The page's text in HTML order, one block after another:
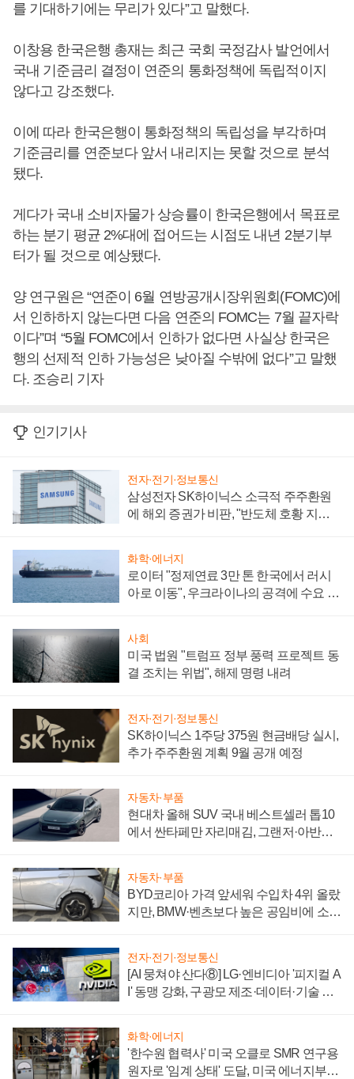
를 기대하기에는 무리가 있다”고 말했다.
이창용 한국은행 총재는 최근 국회 국정감사 발언에서
국내 기준금리 결정이 연준의 통화정책에 독립적이지
않다고 강조했다.
이에 따라 한국은행이 통화정책의 독립성을 부각하며
기준금리를 연준보다 앞서 내리지는 못할 것으로 분석
됐다.
게다가 국내 소비자물가 상승률이 한국은행에서 목표로
하는 분기 평균 2%대에 접어드는 시점도 내년 2분기부
터가 될 것으로 예상됐다.
양 연구원은 “연준이 6월 연방공개시장위원회(FOMC)에
서 인하하지 않는다면 다음 연준의 FOMC는 7월 끝자락
이다”며 “5월 FOMC에서 인하가 없다면 사실상 한국은
행의 선제적 인하 가능성은 낮아질 수밖에 없다”고 말했
다. 조승리 기자
인기기사
전자·전기·정보통신
삼성전자 SK하이닉스 소극적 주주환원
에 해외 증권가 비판, "반도체 호황 지속
화학·에너지
로이터 "정제연료 3만 톤 한국에서 러시
아로 이동", 우크라이나의 공격에 수요 늘
사회
미국 법원 "트럼프 정부 풍력 프로젝트 동
결 조치는 위법", 해제 명령 내려
전자·전기·정보통신
SK하이닉스 1주당 375원 현금배당 실시,
추가 주주환원 계획 9월 공개 예정
자동차·부품
현대차 올해 SUV 국내 베스트셀러 톱10
에서 싼타페만 자리매김, 그랜저·아반떼
자동차·부품
BYD코리아 가격 앞세워 수입차 4위 올랐
지만, BMW·벤츠보다 높은 공임비에 소비
전자·전기·정보통신
[AI 뭉쳐야 산다⑧] LG·엔비디아 '피지컬 A
I' 동맹 강화, 구광모 제조·데이터·기술 결
화학·에너지
'한수원 협력사' 미국 오클로 SMR 연구용
원자로 '임계 상태' 도달, 미국 에너지부